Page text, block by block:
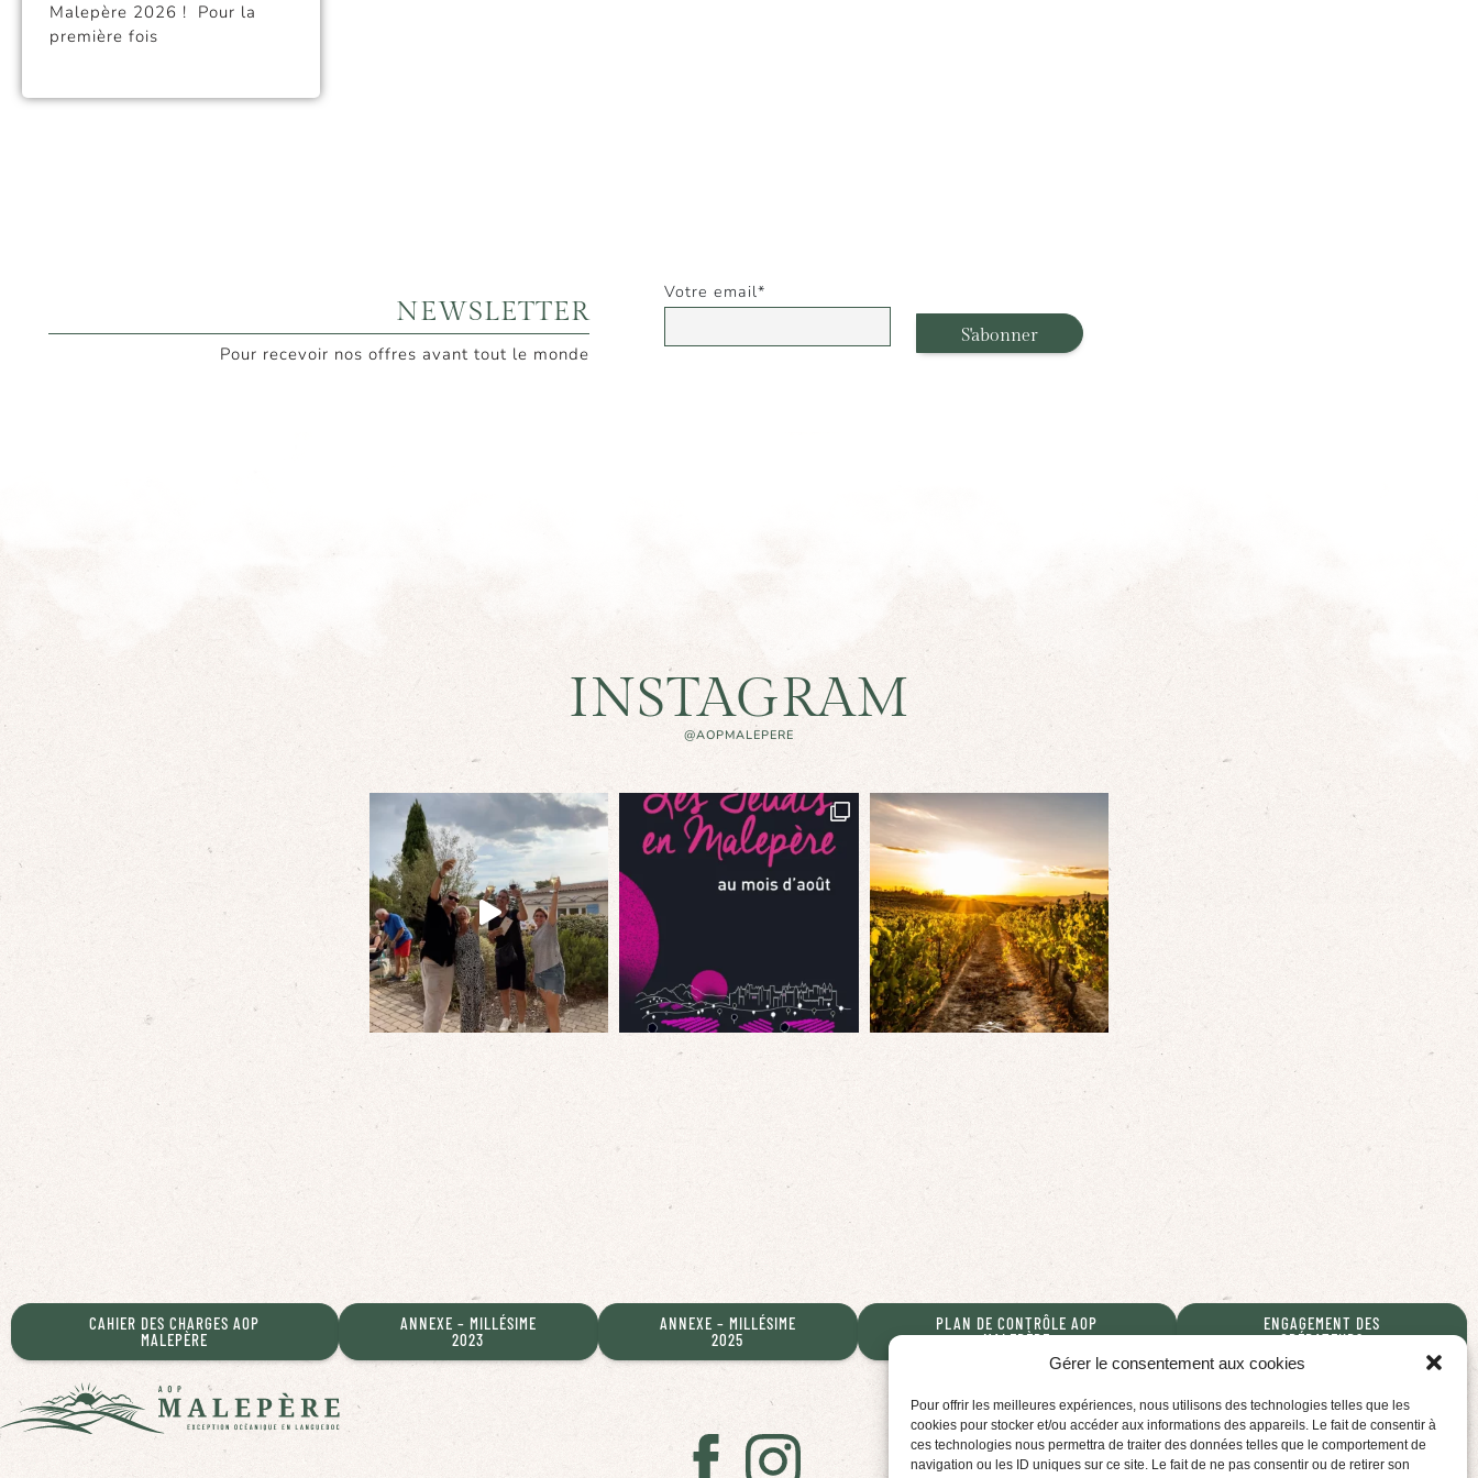
Gérer le consentement aux cookies
Pour offrir les meilleures expériences, nous utilisons des technologies telles que les
cookies pour stocker et/ou accéder aux informations des appareils. Le fait de consentir à
ces technologies nous permettra de traiter des données telles que le comportement de
navigation ou les ID uniques sur ce site. Le fait de ne pas consentir ou de retirer son
Malepère 2026 ! Pour la
première fois
NEWSLETTER
Pour recevoir nos offres avant tout le monde
email
INSTAGRAM
@AOPMALEPERE
CAHIER DES CHARGES AOP
MALEPÈRE
ANNEXE – MILLÉSIME
2023
ANNEXE – MILLÉSIME
2025
PLAN DE CONTRÔLE AOP
MALEPÈRE
ENGAGEMENT DES
OPÉRATEURS